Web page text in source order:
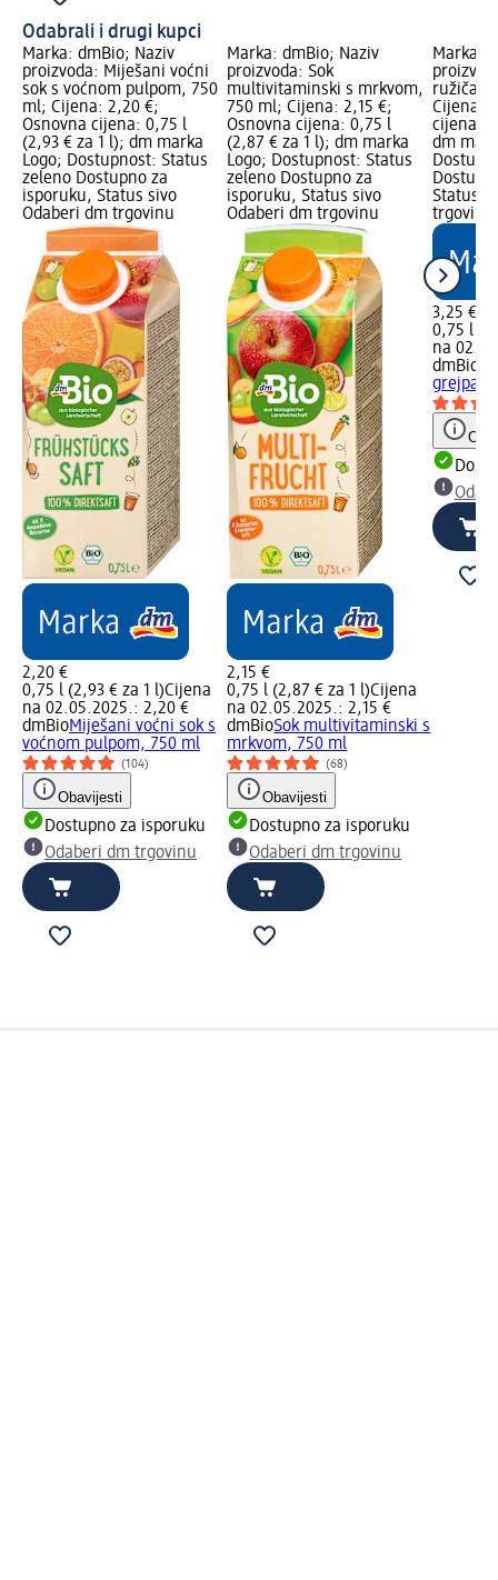
Odabrali i drugi kupci
Marka: dmBio; Naziv
proizvoda: Miješani voćni
sok s voćnom pulpom, 750
ml; Cijena: 2,20 €;
Osnovna cijena: 0,75 l
(2,93 € za 1 l); dm marka
Logo; Dostupnost: Status
zeleno Dostupno za
isporuku, Status sivo
Odaberi dm trgovinu
2,20 €
0,75 l (2,93 € za 1 l)Cijena
na 02.05.2025.: 2,20 €
dmBioMiješani voćni sok s
voćnom pulpom, 750 ml
(104)
Obavijesti
Dostupno za isporuku
Odaberi dm trgovinu
Marka: dmBio; Naziv
proizvoda: Sok
multivitaminski s mrkvom,
750 ml; Cijena: 2,15 €;
Osnovna cijena: 0,75 l
(2,87 € za 1 l); dm marka
Logo; Dostupnost: Status
zeleno Dostupno za
isporuku, Status sivo
Odaberi dm trgovinu
2,15 €
0,75 l (2,87 € za 1 l)Cijena
na 02.05.2025.: 2,15 €
dmBioSok multivitaminski s
mrkvom, 750 ml
(68)
Obavijesti
Dostupno za isporuku
Odaberi dm trgovinu
Marka:
Cijena:
cijena:
dm
Status
trgovinu
3,25 €
0,75 l
na
dmBio
grejpa,